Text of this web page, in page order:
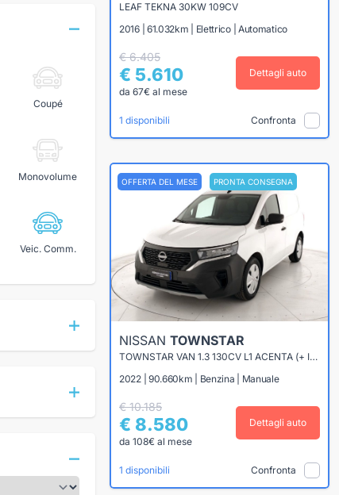
Coupé
Monovolume
Veic. Comm.
LEAF TEKNA 30KW 109CV
2016 | 61.032km | Elettrico | Automatico
€ 6.405
€ 5.610
da 67€ al mese
Dettagli auto
1 disponibili Confronta
OFFERTA DEL MESE PRONTA CONSEGNA
NISSAN TOWNSTAR
TOWNSTAR VAN 1.3 130CV L1 ACENTA (+ IVA)
2022 | 90.660km | Benzina | Manuale
€ 10.185
€ 8.580
da 108€ al mese
Dettagli auto
1 disponibili Confronta